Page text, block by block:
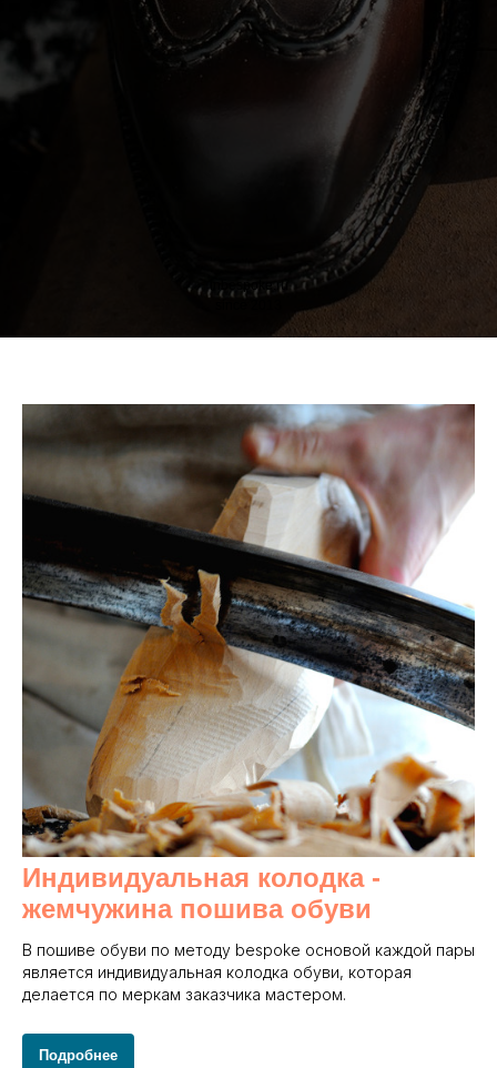
inbespoke.ru
Индивидуальная колодка -
жемчужина пошива обуви
В пошиве обуви по методу bespoke основой каждой пары
является индивидуальная колодка обуви, которая
делается по меркам заказчика мастером.
Подробнее